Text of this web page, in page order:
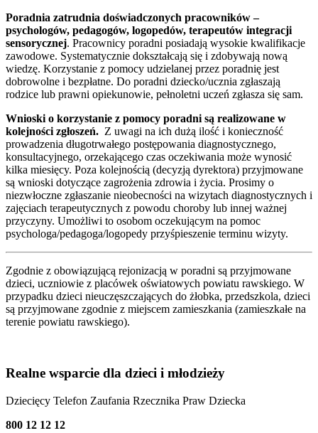
Poradnia zatrudnia doświadczonych pracowników –
psychologów, pedagogów, logopedów, terapeutów integracji
sensorycznej. Pracownicy poradni posiadają wysokie kwalifikacje
zawodowe. Systematycznie dokształcają się i zdobywają nową
wiedzę. Korzystanie z pomocy udzielanej przez poradnię jest
dobrowolne i bezpłatne. Do poradni dziecko/ucznia zgłaszają
rodzice lub prawni opiekunowie, pełnoletni uczeń zgłasza się sam.
Wnioski o korzystanie z pomocy poradni są realizowane w
kolejności zgłoszeń. Z uwagi na ich dużą ilość i konieczność
prowadzenia długotrwałego postępowania diagnostycznego,
konsultacyjnego, orzekającego czas oczekiwania może wynosić
kilka miesięcy. Poza kolejnością (decyzją dyrektora) przyjmowane
są wnioski dotyczące zagrożenia zdrowia i życia. Prosimy o
niezwłoczne zgłaszanie nieobecności na wizytach diagnostycznych i
zajęciach terapeutycznych z powodu choroby lub innej ważnej
przyczyny. Umożliwi to osobom oczekującym na pomoc
psychologa/pedagoga/logopedy przyśpieszenie terminu wizyty.
Zgodnie z obowiązującą rejonizacją w poradni są przyjmowane
dzieci, uczniowie z placówek oświatowych powiatu rawskiego. W
przypadku dzieci nieuczęszczających do żłobka, przedszkola, dzieci
są przyjmowane zgodnie z miejscem zamieszkania (zamieszkałe na
terenie powiatu rawskiego).
Realne wsparcie dla dzieci i młodzieży
Dziecięcy Telefon Zaufania Rzecznika Praw Dziecka
800 12 12 12